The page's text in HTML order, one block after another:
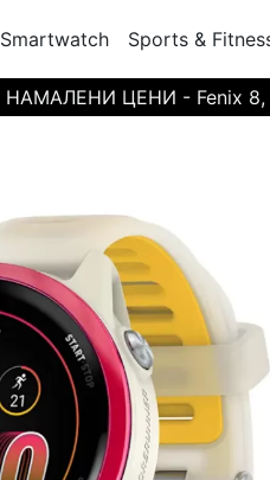
Smartwatch Sports &
НАМАЛЕНИ ЦЕНИ - Fenix 8,